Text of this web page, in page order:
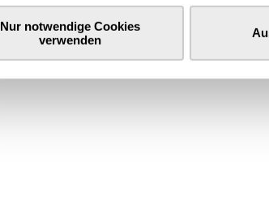
Nur notwendige Cookies
verwenden